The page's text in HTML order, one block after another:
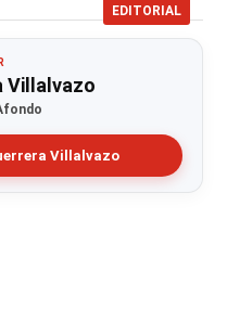
EDITORIAL
Villalvazo
Villalvazo